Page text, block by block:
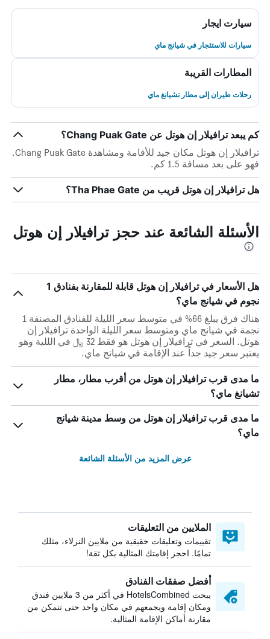
سيارت ايجار
سيارات للاستئجار في شيانج ماي
المطارات القريبة
رحلات طيران إلى مطار تشيانغ ماي
كم يبعد ترافيلار إن هوتل عن Chang Puak Gate؟
ترافيلار إن هوتل مكان جيد للأقامة ومشاهدة Chang Puak Gate.
فهو على بعد مسافة 1.5 كم.
هل ترافيلار إن هوتل قريب من Tha Phae Gate؟
الأسئلة الشائعة عند حجز ترافيلار إن هوتل
هل الأسعار في ترافيلار إن هوتل قابلة للمقارنة بفنادق 1
نجوم في شيانج ماي؟
هناك فرق يبلغ 66% في متوسط ​​سعر الليلة للفنادق المصنفة 1
نجمة في شيانج ماي ومتوسط ​​سعر الليلة الواحدة ترافيلار إن
هوتل. السعر في ترافيلار إن هوتل هو فقط 32 ﷼ في الللية وهو
يعتبر سعر جيد جداً عند الإقامة في شيانج ماي.
ما مدى قرب ترافيلار إن هوتل من أقرب مطار، مطار
تشيانغ ماي؟
ما مدى قرب ترافيلار إن هوتل من وسط مدينة شيانج
ماي؟
عرض المزيد من الأسئلة الشائعة
الملايين من التعليقات
تقييمات وتعليقات حقيقية من ملايين النزلاء، مثلك
تمامًا. احجز إقامتك المثالية بكل ثقة!
أفضل صفقات الفنادق
يبحث HotelsCombined في أكثر من 3 ملايين فندق
ومكان إقامة ويجمعهم في مكان واحد حتى تتمكن من
مقارنة أماكن الإقامة المثالية.